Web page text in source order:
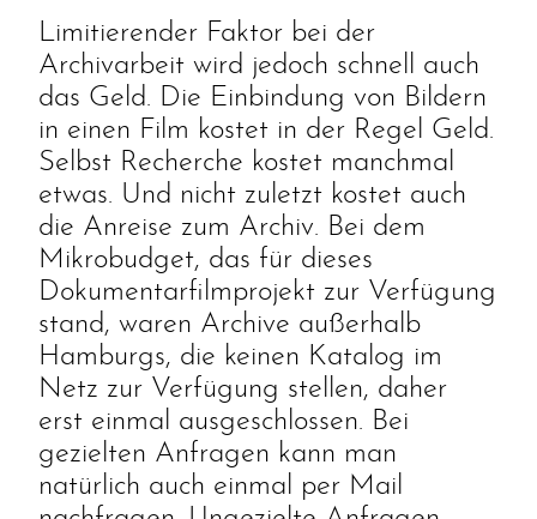
Limitierender Faktor bei der
Archivarbeit wird jedoch schnell auch
das Geld. Die Einbindung von Bildern
in einen Film kostet in der Regel Geld.
Selbst Recherche kostet manchmal
etwas. Und nicht zuletzt kostet auch
die Anreise zum Archiv. Bei dem
Mikrobudget, das für dieses
Dokumentarfilmprojekt zur Verfügung
stand, waren Archive außerhalb
Hamburgs, die keinen Katalog im
Netz zur Verfügung stellen, daher
erst einmal ausgeschlossen. Bei
gezielten Anfragen kann man
natürlich auch einmal per Mail